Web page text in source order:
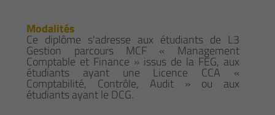
Modalités
Ce diplôme s'adresse aux étudiants de L3
Gestion parcours MCF « Management
Comptable et Finance » issus de la FEG, aux
étudiants ayant une Licence CCA «
Comptabilité, Contrôle, Audit » ou aux
étudiants ayant le DCG.